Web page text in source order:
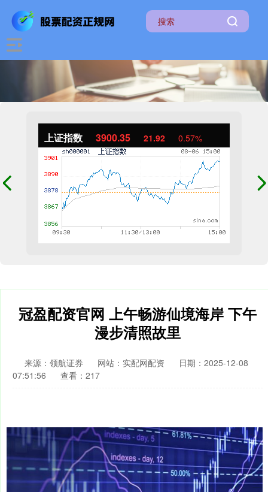
上证指数 3900.35 21.92 0.57%
冠盈配资官网 上午畅游仙境海岸 下午
漫步清照故里
来源：领航证券 网站：实配网配资
日期：2025-12-08
07:51:56
查看：217